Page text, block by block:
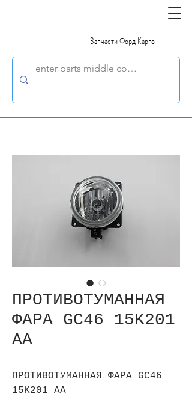
Запчасти Форд Карго
ПРОТИВОТУМАННАЯ
ФАРА GC46 15K201
AA
ПРОТИВОТУМАННАЯ ФАРА GC46
15K201 AA